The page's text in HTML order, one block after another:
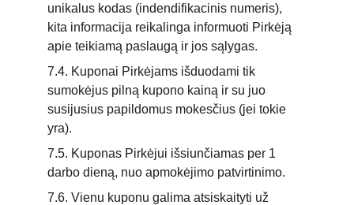
unikalus kodas (indendifikacinis numeris),
kita informacija reikalinga informuoti Pirkėją
apie teikiamą paslaugą ir jos sąlygas.
7.4. Kuponai Pirkėjams išduodami tik
sumokėjus pilną kupono kainą ir su juo
susijusius papildomus mokesčius (jei tokie
yra).
7.5. Kuponas Pirkėjui išsiunčiamas per 1
darbo dieną, nuo apmokėjimo patvirtinimo.
7.6. Vienu kuponu galima atsiskaityti už